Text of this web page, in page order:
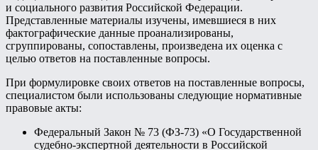
и социального развития Российской Федерации.
Представленные материалы изучены, имевшиеся в них
фактографические данные проанализированы,
сгруппированы, сопоставлены, произведена их оценка с
целью ответов на поставленные вопросы.
При формулировке своих ответов на поставленные вопросы,
специалистом были использованы следующие нормативные
правовые акты:
Федеральный Закон № 73 (ФЗ-73) «О Государственной
судебно-экспертной деятельности в Российской